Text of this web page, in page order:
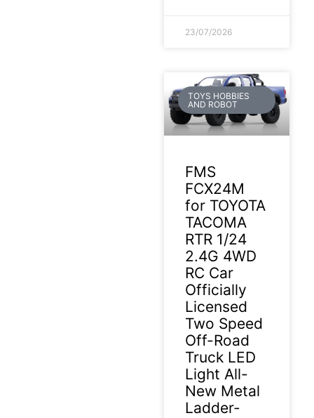
23/07/2026
TOYS HOBBIES
AND ROBOT
FMS
FCX24M
for TOYOTA
TACOMA
RTR 1/24
2.4G 4WD
RC Car
Officially
Licensed
Two Speed
Off-Road
Truck LED
Light All-
New Metal
Ladder-